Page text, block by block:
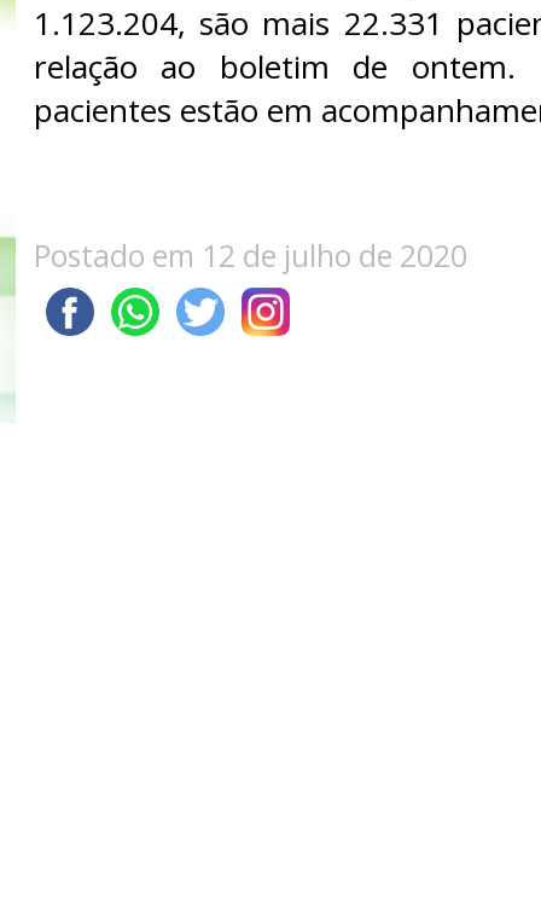
1.123.204, são mais 22.331
relação ao boletim de ontem.
pacientes estão em
Postado em 12 de julho de 2020